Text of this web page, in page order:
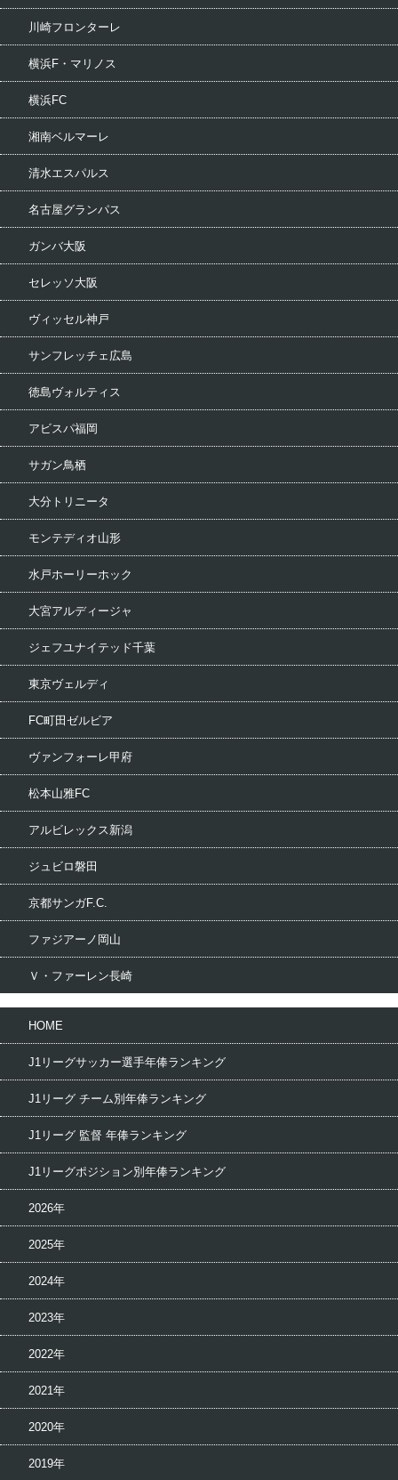
川崎フロンターレ
横浜F・マリノス
横浜FC
湘南ベルマーレ
清水エスパルス
名古屋グランパス
ガンバ大阪
セレッソ大阪
ヴィッセル神戸
サンフレッチェ広島
徳島ヴォルティス
アビスパ福岡
サガン鳥栖
大分トリニータ
モンテディオ山形
水戸ホーリーホック
大宮アルディージャ
ジェフユナイテッド千葉
東京ヴェルディ
FC町田ゼルビア
ヴァンフォーレ甲府
松本山雅FC
アルビレックス新潟
ジュビロ磐田
京都サンガF.C.
ファジアーノ岡山
Ｖ・ファーレン長崎
HOME
J1リーグサッカー選手年俸ランキング
J1リーグ チーム別年俸ランキング
J1リーグ 監督 年俸ランキング
J1リーグポジション別年俸ランキング
2026年
2025年
2024年
2023年
2022年
2021年
2020年
2019年